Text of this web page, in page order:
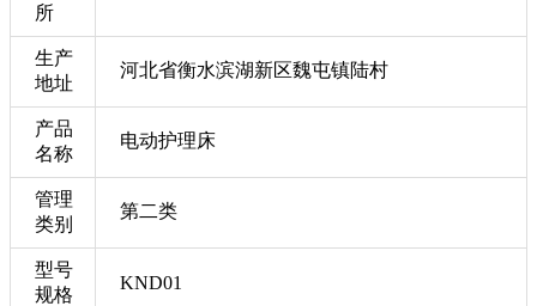
所
生产
地址
河北省衡水滨湖新区魏屯镇陆村
产品
名称
电动护理床
管理
类别
第二类
型号
规格
KND01